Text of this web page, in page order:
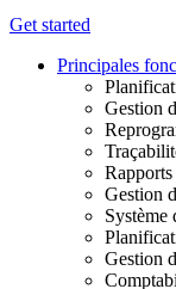
Get started
Principales
Gestion
Gestion
Système
Gestion